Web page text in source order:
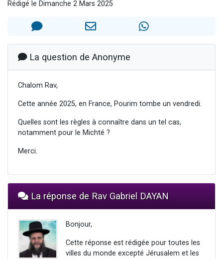
4 personnes viennent de faire un don pour Reloger Rivka, 6 enfants, victime de violences...
3 nouvelles musiques dans Torah-Box Music
Rédigé le Dimanche 2 Mars 2025
La question de Anonyme
Chalom Rav,
Cette année 2025, en France, Pourim tombe un vendredi.
Quelles sont les règles à connaître dans un tel cas,
notamment pour le Michté ?
Merci.
La réponse de Rav Gabriel DAYAN
Bonjour,
Cette réponse est rédigée pour toutes les
villes du monde excepté Jérusalem et les